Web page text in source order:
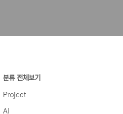
분류 전체보기
Project
AI